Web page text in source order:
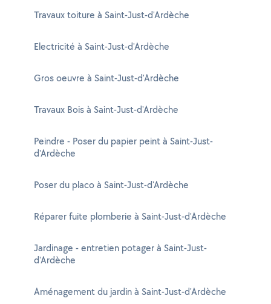
Travaux toiture à Saint-Just-d'Ardèche
Electricité à Saint-Just-d'Ardèche
Gros oeuvre à Saint-Just-d'Ardèche
Travaux Bois à Saint-Just-d'Ardèche
Peindre - Poser du papier peint à Saint-Just-
d'Ardèche
Poser du placo à Saint-Just-d'Ardèche
Réparer fuite plomberie à Saint-Just-d'Ardèche
Jardinage - entretien potager à Saint-Just-
d'Ardèche
Aménagement du jardin à Saint-Just-d'Ardèche